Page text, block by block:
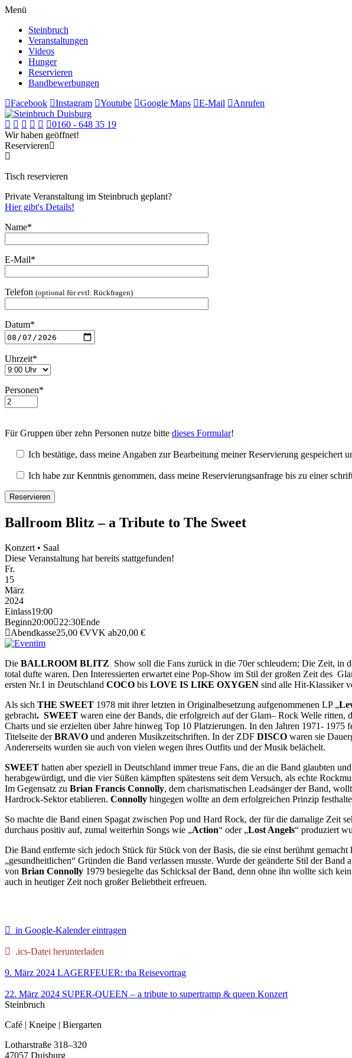
Menü
Steinbruch
Veranstaltungen
Videos
Hunger
Reservieren
Bandbewerbungen
Facebook
Instagram Youtube Google Maps E-Mail Anrufen
0160 - 648 35 19
Wir haben geöffnet!
Reservieren
Tisch reservieren
Private Veranstaltung im Steinbruch geplant?
Hier gibt's Details!
Name*
E-Mail*
Telefon (optional für evtl. Rückfragen)
Datum*
Uhrzeit*
Personen*
Für Gruppen über zehn Personen nutze bitte dieses Formular!
Ich bestätige, dass meine Angaben zur Bearbeitung meiner Reservierung gespeichert
Ich habe zur Kenntnis genommen, dass meine Reservierungsanfrage bis zu einer
Ballroom Blitz – a Tribute to The Sweet
Konzert • Saal
Diese Veranstaltung hat bereits stattgefunden!
Fr.
15
März
2024
Einlass19:00
Beginn20:00 22:30Ende
Abendkasse25,00 €VVK ab20,00 €
Die BALLROOM BLITZ Show soll die Fans zurück in die 70er schleudern; Die Zeit, in
total dufte waren. Den Interessierten erwartet eine Pop-Show im Stil der großen Zeit des
ersten Nr.1 in Deutschland COCO bis LOVE IS LIKE OXYGEN sind alle Hit-Klassiker
Als sich THE SWEET 1978 mit ihrer letzten in Originalbesetzung aufgenommenen LP „
gebracht. SWEET waren eine der Bands, die erfolgreich auf der Glam– Rock Welle
Charts und sie erzielten über Jahre hinweg Top 10 Platzierungen. In den Jahren 1971- 1975
Titelseite derBRAVO und anderen Musikzeitschriften. In der ZDF DISCO waren sie
Andererseits wurden sie auch von vielen wegen ihres Outfits und der Musik belächelt.
SWEET hatten aber speziell in Deutschland immer treue Fans, die an die Band glaubten
herabgewürdigt, und die vier Süßen kämpften spätestens seit dem Versuch, als echte
Im Gegensatz zu Brian Francis Connolly, dem charismatischen Leadsänger der Band,
Hardrock-Sektor etablieren. Connolly hingegen wollte an dem erfolgreichen Prinzip
So machte die Band einen Spagat zwischen Pop und Hard Rock, der für die damalige Zeit
durchaus positiv auf, zumal weiterhin Songs wie „Action“ oder „Lost Angels“ produziert
Die Band entfernte sich jedoch Stück für Stück von der Basis, die sie einst berühmt gemacht
„gesundheitlichen“ Gründen die Band verlassen musste. Wurde der geänderte Stil der
von Brian Connolly 1979 besiegelte das Schicksal der Band, denn ohne ihn wollte sich
auch in heutiger Zeit noch großer Beliebtheit erfreuen.
in Google-Kalender eintragen
.ics-Datei herunterladen
9. März 2024 LAGERFEUER: tba Reisevortrag
22. März 2024 SUPER-QUEEN – a tribute to supertramp & queen Konzert
Steinbruch
Café | Kneipe | Biergarten
Lotharstraße 318–320
47057 Duisburg